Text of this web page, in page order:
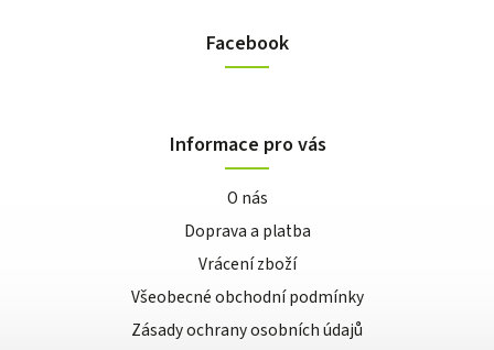
Facebook
Informace pro vás
O nás
Doprava a platba
Vrácení zboží
Všeobecné obchodní podmínky
Zásady ochrany osobních údajů